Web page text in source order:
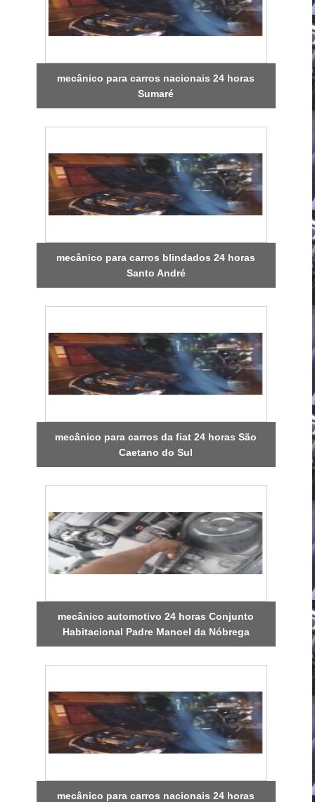
mecânico para carros nacionais 24 horas
Sumaré
mecânico para carros blindados 24 horas
Santo André
mecânico para carros da fiat 24 horas São
Caetano do Sul
mecânico automotivo 24 horas Conjunto
Habitacional Padre Manoel da Nóbrega
mecânico para carros nacionais 24 horas